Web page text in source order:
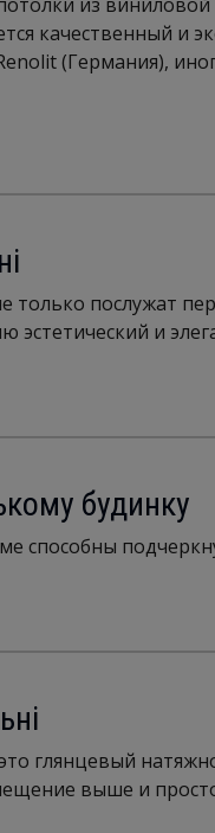
качественный и
(Германия),
только послужат
эстетический и
будинку
способны
глянцевый
выше и